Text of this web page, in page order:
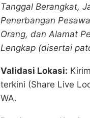
Tanggal Berangkat,
Penerbangan
Orang, dan Alamat
Lengkap (disertai
Validasi Lokasi:
terkini (Share Live
WA.